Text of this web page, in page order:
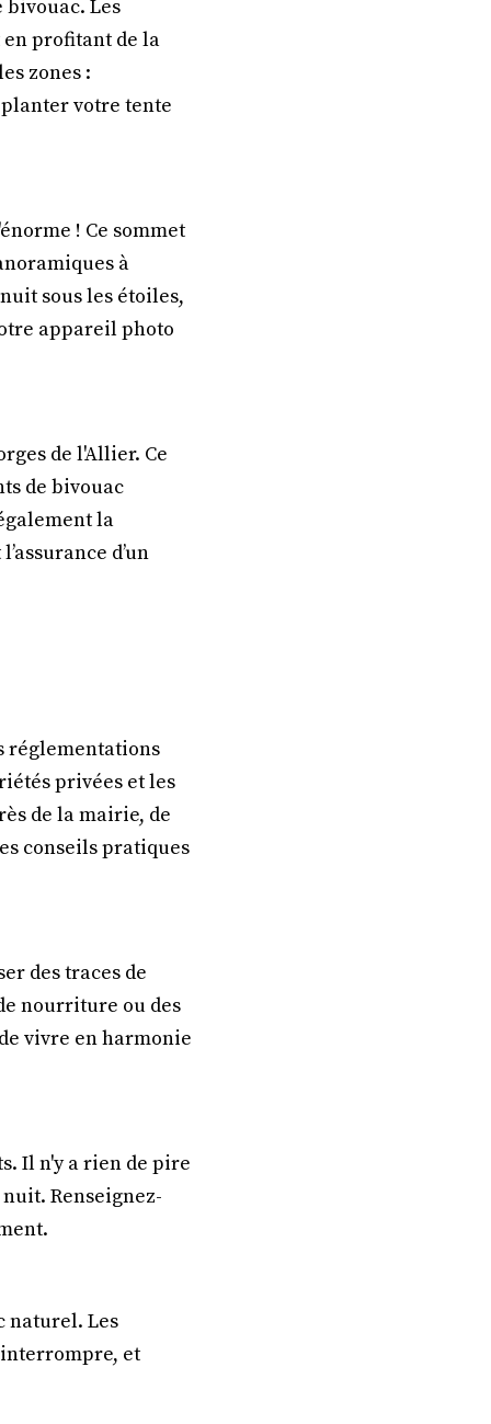
bivouac. Les
profitant de la
zones :
votre tente
! Ce sommet
à
sous les étoiles,
appareil photo
de l'Allier. Ce
de bivouac
la
d’un
réglementations
privées et les
de la mairie, de
conseils pratiques
des traces de
nourriture ou des
vivre en harmonie
Il n'y a rien de pire
Renseignez-
naturel. Les
et